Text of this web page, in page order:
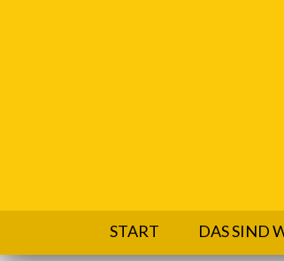
START DAS SIND